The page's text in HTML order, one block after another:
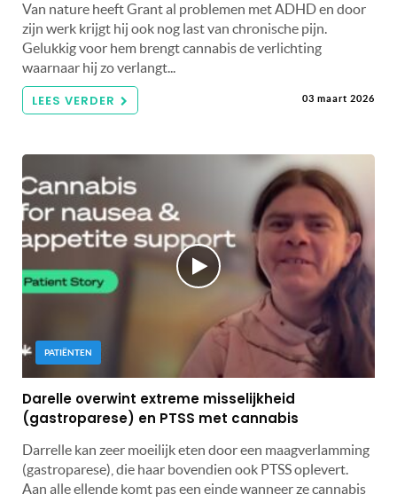
Van nature heeft Grant al problemen met ADHD en door
zijn werk krijgt hij ook nog last van chronische pijn.
Gelukkig voor hem brengt cannabis de verlichting
waarnaar hij zo verlangt...
LEES VERDER 03 maart 2026
PATIËNTEN
Darelle overwint extreme misselijkheid
(gastroparese) en PTSS met cannabis
Darrelle kan zeer moeilijk eten door een maagverlamming
(gastroparese), die haar bovendien ook PTSS oplevert.
Aan alle ellende komt pas een einde wanneer ze cannabis